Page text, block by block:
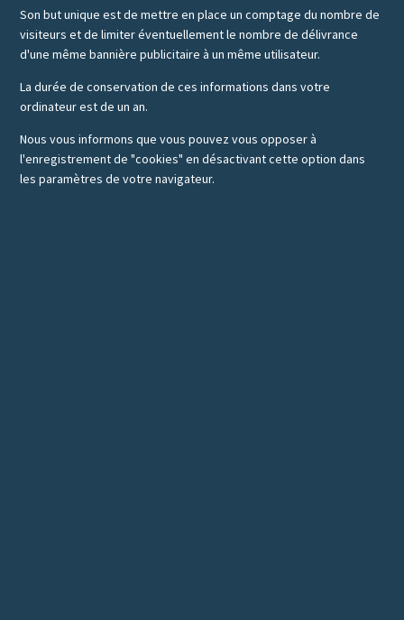
Son but unique est de mettre en place un comptage du nombre de
visiteurs et de limiter éventuellement le nombre de délivrance
d'une même bannière publicitaire à un même utilisateur.
La durée de conservation de ces informations dans votre
ordinateur est de un an.
Nous vous informons que vous pouvez vous opposer à
l'enregistrement de "cookies" en désactivant cette option dans
les paramètres de votre navigateur.